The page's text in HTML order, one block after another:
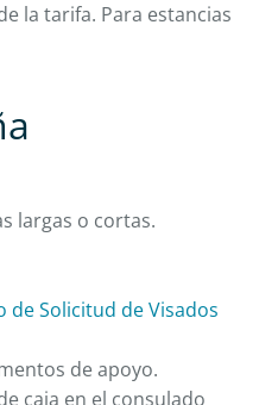
la tarifa. Para estancias
largas o cortas.
de Solicitud de Visados
de apoyo.
caja en el consulado